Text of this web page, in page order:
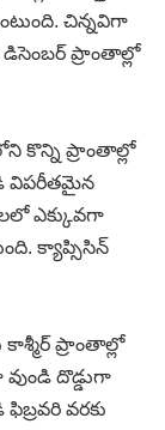
చిన్నవిగా
డిసెంబర్‌ ప్రాంతాల్లో
కొన్ని ప్రాంతాల్లో
విపరీతమైన
ఎక్కువగా
క్యాప్సిసిన్‌
ప్రాంతాల్లో
దొడ్డుగా
వరకు